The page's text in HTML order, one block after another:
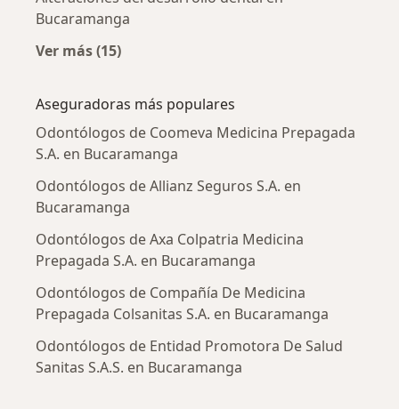
Bucaramanga
Ver más (15)
Aseguradoras más populares
Odontólogos de Coomeva Medicina Prepagada
S.A. en Bucaramanga
Odontólogos de Allianz Seguros S.A. en
Bucaramanga
Odontólogos de Axa Colpatria Medicina
Prepagada S.A. en Bucaramanga
Odontólogos de Compañía De Medicina
Prepagada Colsanitas S.A. en Bucaramanga
Odontólogos de Entidad Promotora De Salud
Sanitas S.A.S. en Bucaramanga